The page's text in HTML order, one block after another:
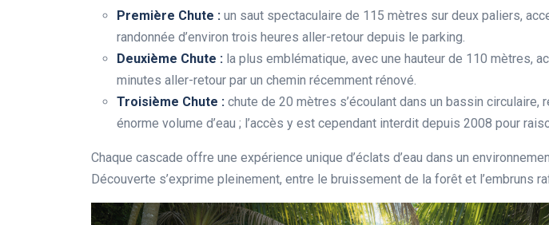
Première Chute : un saut spectaculaire de 115 mètres sur deux paliers,
randonnée d’environ trois heures aller-retour depuis le parking.
Deuxième Chute : la plus emblématique, avec une hauteur de 110 mètres,
minutes aller-retour par un chemin récemment rénové.
Troisième Chute : chute de 20 mètres s’écoulant dans un bassin circulaire,
énorme volume d’eau ; l’accès y est cependant interdit depuis 2008 pour
Chaque cascade offre une expérience unique d’éclats d’eau dans un
Découverte s’exprime pleinement, entre le bruissement de la forêt et l’embruns